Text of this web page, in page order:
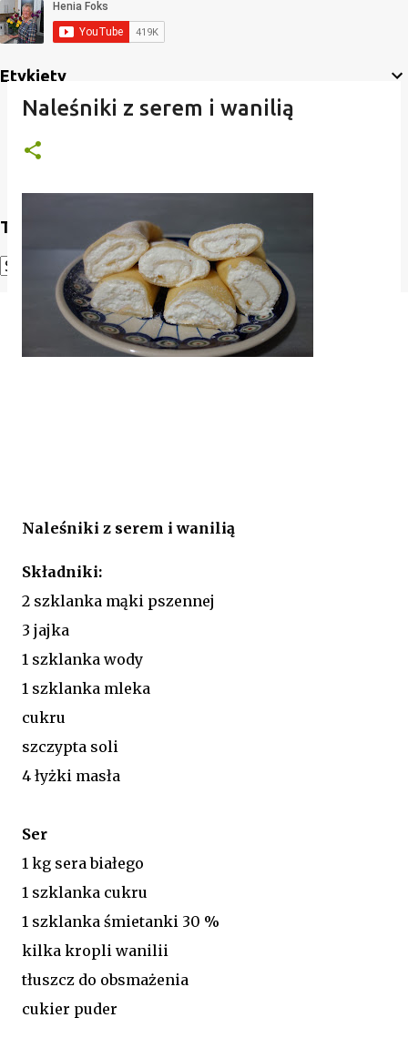
Etykiety
Translate
Powered by Translate
Naleśniki z serem i wanilią
Naleśniki z serem i wanilią
Składniki:
2 szklanka mąki pszennej
3 jajka
1 szklanka wody
1 szklanka mleka
cukru
szczypta soli
4 łyżki masła
Ser
1 kg sera białego
1 szklanka cukru
1 szklanka śmietanki 30 %
kilka kropli wanilii
tłuszcz do obsmażenia
cukier puder